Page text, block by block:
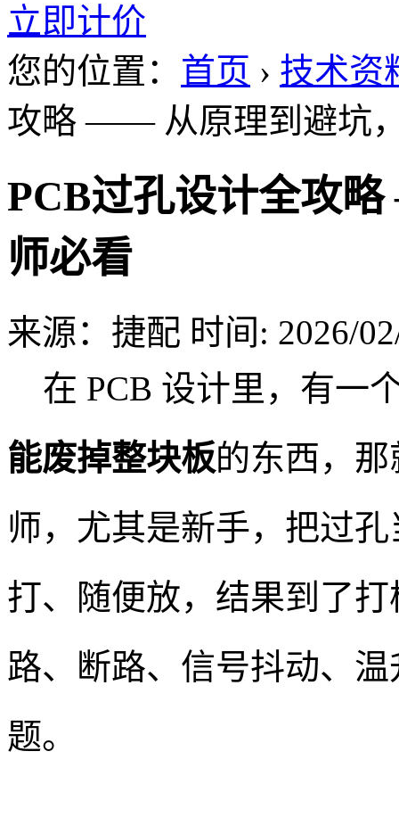
立即计价
您的位置： 首页 › 技术资
攻略 —— 从原理到避坑
PCB过孔设计全攻
师必看
来源：捷配 时间: 2026/
在 PCB 设计里，有一
能废掉整块板的东西，那
师，尤其是新手，把过
打、随便放，结果到了
路、断路、信号抖动、
题。